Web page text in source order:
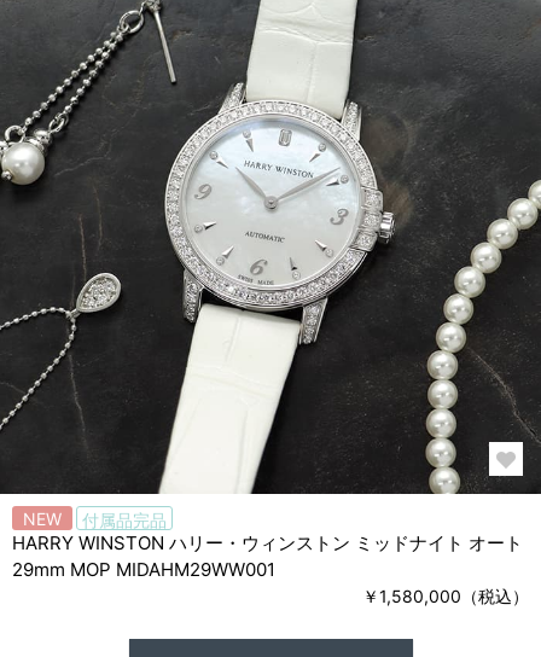
NEW 付属品完品
HARRY WINSTON ハリー・ウィンストン ミッドナイト オート
29mm MOP MIDAHM29WW001
￥1,580,000（税込）